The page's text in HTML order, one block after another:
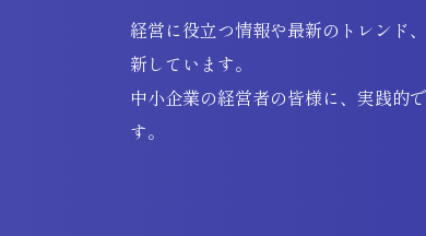
経営に役立つ情報や最新のトレンド
新しています。
中小企業の経営者の皆様に、実践的
す。